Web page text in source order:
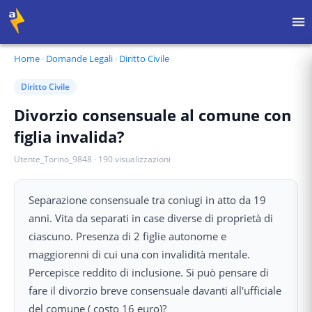
Home · Domande Legali · Diritto Civile
Diritto Civile
Divorzio consensuale al comune con
figlia invalida?
Utente_Torino_9848 · 190visualizzazioni
Separazione consensuale tra coniugi in atto da 19
anni. Vita da separati in case diverse di proprietà di
ciascuno. Presenza di 2 figlie autonome e
maggiorenni di cui una con invalidità mentale.
Percepisce reddito di inclusione. Si può pensare di
fare il divorzio breve consensuale davanti all'ufficiale
del comune ( costo 16 euro)?